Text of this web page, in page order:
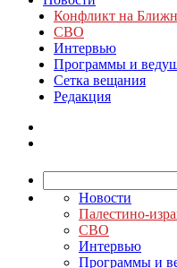
Конфликт на
СВО
Интервью
Программы и
Сетка вещания
Редакция
Новости
Палестино-
СВО
Интервью
Программы и